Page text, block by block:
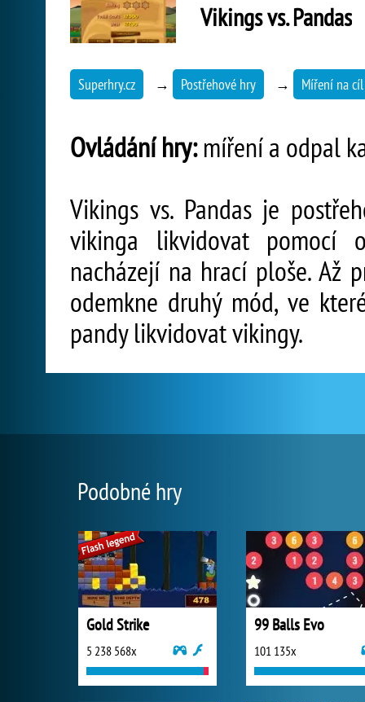
Vikings vs. Pandas
Superhry.cz → Postřehové hry → Míření na cíl
Ovládání hry:míření a odpal
Vikings vs. Pandas je
vikinga likvidovat pomocí
nacházejí na hrací ploše. Až
odemkne druhý mód, ve
pandy likvidovat vikingy.
Podobné hry
Gold Strike
5 238 568x
99 Balls Evo
101 135x